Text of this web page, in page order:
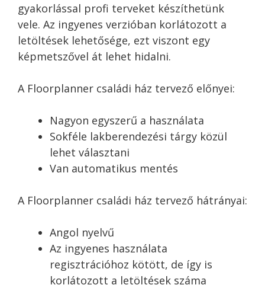
gyakorlással profi terveket készíthetünk
vele. Az ingyenes verzióban korlátozott a
letöltések lehetősége, ezt viszont egy
képmetszővel át lehet hidalni.
A Floorplanner családi ház tervező előnyei:
Nagyon egyszerű a használata
Sokféle lakberendezési tárgy közül
lehet választani
Van automatikus mentés
A Floorplanner családi ház tervező hátrányai:
Angol nyelvű
Az ingyenes használata
regisztrációhoz kötött, de így is
korlátozott a letöltések száma